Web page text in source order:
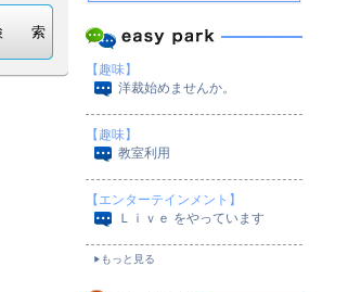
【趣味】
洋裁始めませんか。
【趣味】
教室利用
【エンターテインメント】
Ｌｉｖｅ をやっています
もっと見る